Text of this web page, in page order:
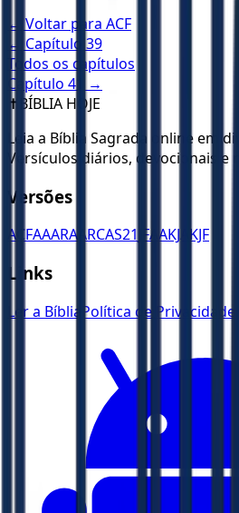
← Voltar para ACF
← Capítulo 39
Todos os capítulos
Capítulo 41
→
✝️ BÍBLIA HOJE
Leia a Bíblia Sagrada online em
Versículos diários, devocionais e
Versões
ACFAAARA ARCAS21 JFAAKJA KJF
Links
Ler a Bíblia Política de Privacidade